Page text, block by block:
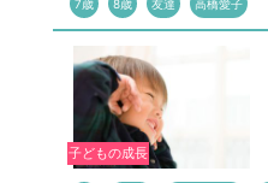
7歳 8歳 友達 高橋愛子
子どもの成長